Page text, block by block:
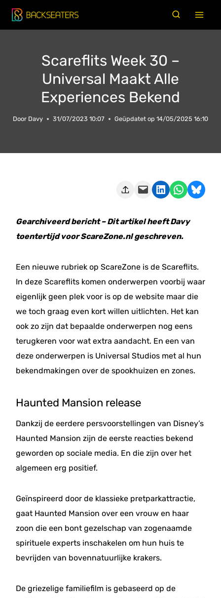
Doorgaan
naar
Scareflits Week 30 –
Universal Maakt Alle
Experiences Bekend
Door Davy 31/07/2023 10:07 Geüpdatet op 14/05/2025 16:10
Deze pagina e-mailen Delen op LinkedIn Delen via WhatsApp Share on Bluesky
Gearchiveerd bericht – Dit artikel heeft Davy
toentertijd voor ScareZone.nl geschreven.
Een nieuwe rubriek op ScareZone is de Scareflits.
In deze Scareflits komen onderwerpen voorbij waar
eigenlijk geen plek voor is op de website maar die
we toch graag even kort willen uitlichten. Het kan
ook zo zijn dat bepaalde onderwerpen nog eens
terugkeren voor wat extra aandacht. En een van
deze onderwerpen is Universal Studios met al hun
bekendmakingen over de spookhuizen en zones.
Haunted Mansion release
Dankzij de eerdere persvoorstellingen van Disney’s
Haunted Mansion zijn de eerste reacties bekend
geworden op sociale media. En die zijn over het
algemeen erg positief.
Geïnspireerd door de klassieke pretparkattractie,
gaat Haunted Mansion over een vrouw en haar
zoon die een bont gezelschap van zogenaamde
spirituele experts inschakelen om hun huis te
bevrijden van bovennatuurlijke krakers.
De griezelige familiefilm is gebaseerd op de